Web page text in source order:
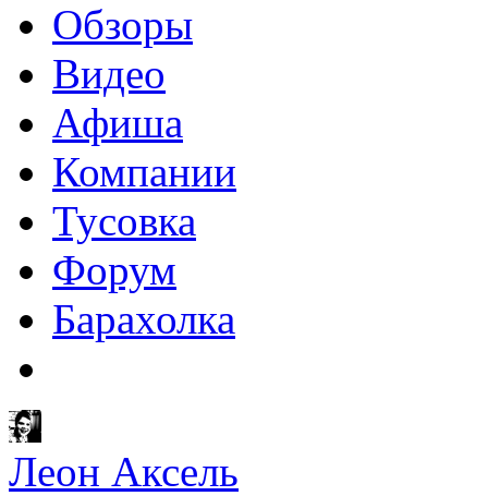
Обзоры
Видео
Афиша
Компании
Тусовка
Форум
Барахолка
Леон Аксель